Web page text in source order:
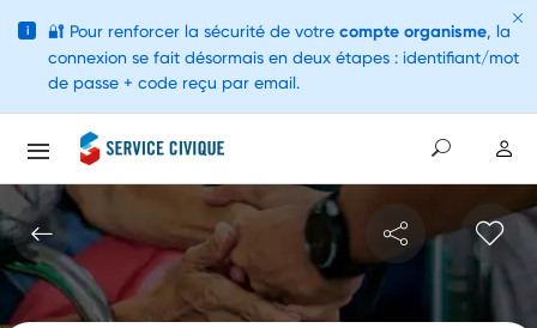
i 🔐 Pour renforcer la sécurité de votre compte organisme, la
connexion se fait désormais en deux étapes : identifiant/mot
de passe + code reçu par email.